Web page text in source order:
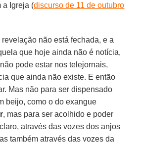
a Igreja (discurso de 11 de outubro
revelação não está fechada, e a
que hoje ainda não é notícia,
pode estar nos telejornais,
que ainda não existe. E então
Mas não para ser dispensado
beijo, como o do exangue
, mas para ser acolhido e poder
através das vozes dos anjos
também através das vozes da